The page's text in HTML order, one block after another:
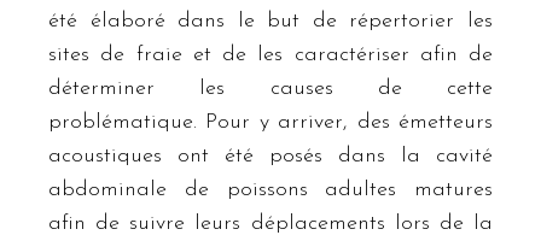
été élaboré dans le but de répertorier les
sites de fraie et de les caractériser afin de
déterminer les causes de cette
problématique. Pour y arriver, des émetteurs
acoustiques ont été posés dans la cavité
abdominale de poissons adultes matures
afin de suivre leurs déplacements lors de la